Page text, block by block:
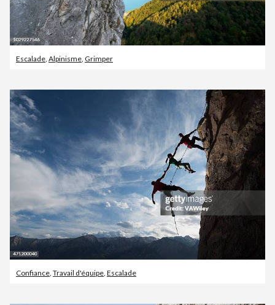
Escalade Alpinisme Grimper
Confiance, Travail d'équipe, Escalade